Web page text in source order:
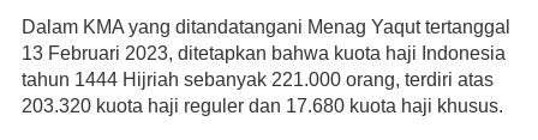
Dalam KMA yang ditandatangani Menag Yaqut tertanggal
13 Februari 2023, ditetapkan bahwa kuota haji Indonesia
tahun 1444 Hijriah sebanyak 221.000 orang, terdiri atas
203.320 kuota haji reguler dan 17.680 kuota haji khusus.